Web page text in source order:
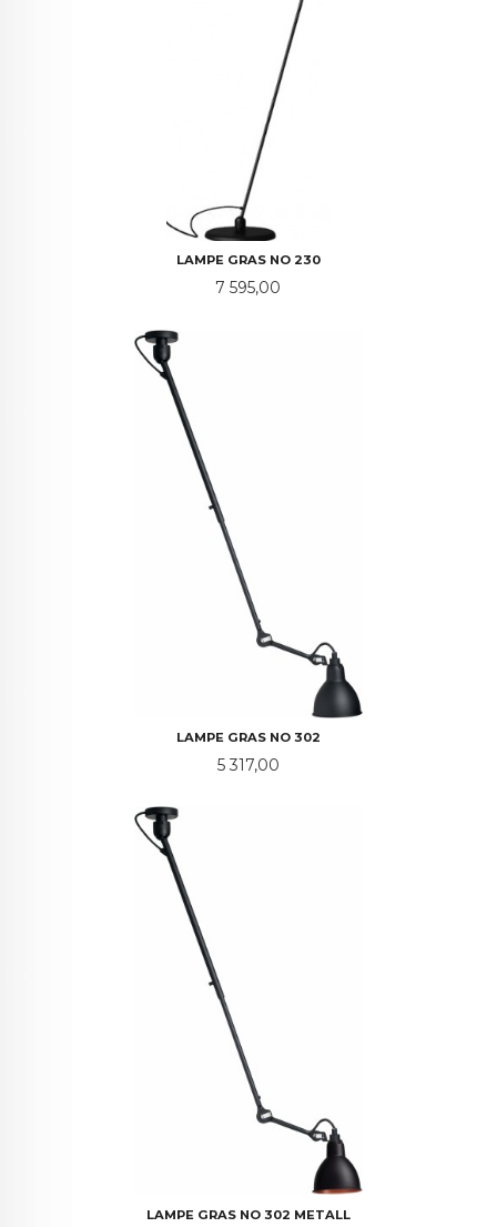
LAMPE GRAS NO 230
Pris
7 595,00
LAMPE GRAS NO 302
Pris
5 317,00
LAMPE GRAS NO 302 METALL